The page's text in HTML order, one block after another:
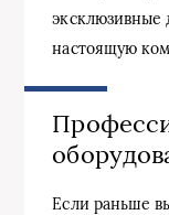
эксклюзивные
настоящую
Если раньше